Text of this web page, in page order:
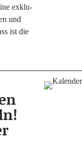
exklu­
und
ist die